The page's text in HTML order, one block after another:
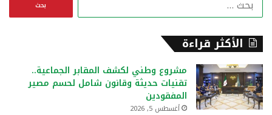
ن
الأكثر قراءة
مشروع وطني لكشف المقابر الجماعية..
تقنيات حديثة وقانون شامل لحسم مصير
المفقودين
أغسطس 5, 2026